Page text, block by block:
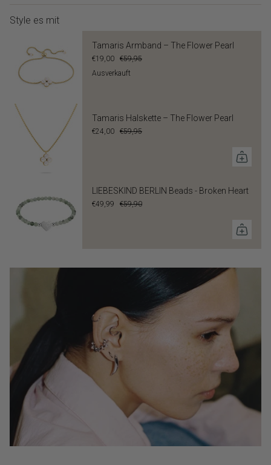
Style es mit
Tamaris Armband – The Flower Pearl
€19,00
€59,95
Ausverkauft
Tamaris Halskette – The Flower Pearl
€24,00 €59,95
LIEBESKIND BERLIN Beads - Broken Heart
€49,99 €59,90